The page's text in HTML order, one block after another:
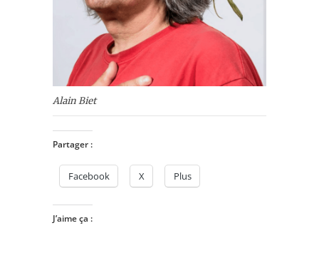
Alain Biet
Partager :
Facebook X Plus
J’aime ça :